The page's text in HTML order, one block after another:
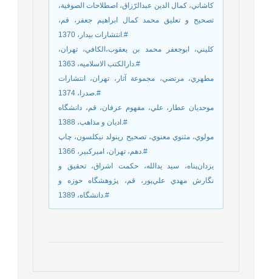
كاشاني، كمال الدين عبدالرّزاق، اصطلاحات الصوفية،
تصحيح و تعليق محمد كمال ابراهيم جعفر، قم،
انتشارات بيدار، 1370.#
كليني، ابوجعفر محمد بن يعقوب،‌الكافي، تهران،
دارالكتب الاسلاميه، 1363.#
مطهري، مرتضي، مجموعة آثار، تهران، انتشارات
صدرا، 1374.#
موحديان عطار، علي، مفهوم عرفان، قم، دانشگاه
اديان و مذاهب، 1388.#
مولوي، مثنوي معنوي، تصحيح رينولد نيكلسون، چاپ
دهم، تهران، اميركبير، 1366.#
يزدان‌پناه، سيد يدالله، حكمت اشراق، تحقيق و
نگارش مهدي علي‌پور، قم، پژوهشگاه حوزه و
دانشگاه، 1389.#